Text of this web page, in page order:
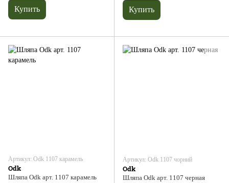
Купить Купить
Артикул: Odk 1107 карамель
Odk
Шляпа Odk арт. 1107 карамель
Артикул: Odk 1107 чорний
Odk
Шляпа Odk арт. 1107 черная